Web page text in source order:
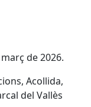
de 2026.
Acollida,
del Vallès